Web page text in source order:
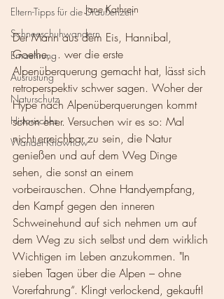
Eltern-Tipps für die Draußenzeit
Schneeschuhwandern
Ernaehrung
Ausrüstung
Naturschutz
Historisches
Wander-Knowhow
Jane Kathrein
Der Mann aus dem Eis, Hannibal,
Goethe,... wer die erste
Alpenüberquerung gemacht hat, lässt sich
retroperspektiv schwer sagen. Woher der
Hype nach Alpenüberquerungen kommt
schon eher. Versuchen wir es so: Mal
nicht erreichbar zu sein, die Natur
genießen und auf dem Weg Dinge
sehen, die sonst an einem
vorbeirauschen. Ohne Handyempfang,
den Kampf gegen den inneren
Schweinehund auf sich nehmen um auf
dem Weg zu sich selbst und dem wirklich
Wichtigen im Leben anzukommen. "In
sieben Tagen über die Alpen – ohne
Vorerfahrung“. Klingt verlockend, gekauft!